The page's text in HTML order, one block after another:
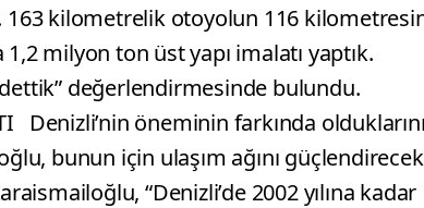
163 kilometrelik otoyolun 116
milyon ton üst yapı imalatı yaptık.
değerlendirmesinde bulundu.
Denizli’nin öneminin farkında
bunun için ulaşım ağını güçlendirecek
“Denizli’de 2002 yılına kadar